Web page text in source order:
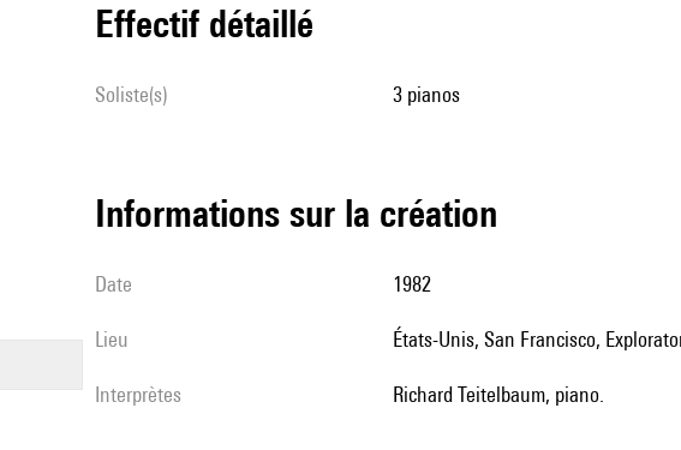
effectif détaillé
Soliste(s) 3 pianos
informations sur la création
date 1982
lieu États-Unis, San Francisco,
interprètes Richard Teitelbaum, piano.